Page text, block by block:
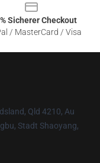
Sicherer Checkout
/ MasterCard / Visa
Qld 4210, Au
Stadt Shaoyang,